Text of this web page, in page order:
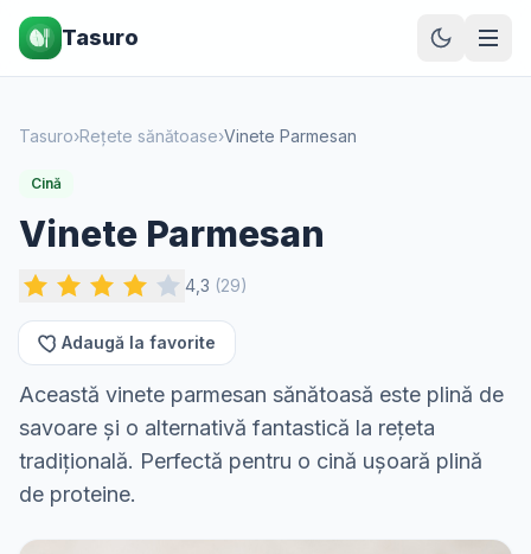
Tasuro
Tasuro›Rețete sănătoase›Vinete Parmesan
Cină
Vinete Parmesan
4,3 (29)
Adaugă la favorite
Această vinete parmesan sănătoasă este plină de
savoare și o alternativă fantastică la rețeta
tradițională. Perfectă pentru o cină ușoară plină
de proteine.